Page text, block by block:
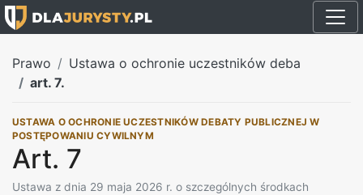
Prawo
Ustawa o ochronie uczestników deba
art. 7.
USTAWA O OCHRONIE UCZESTNIKÓW DEBATY PUBLICZNEJ W
POSTĘPOWANIU CYWILNYM
Art. 7
Ustawa z dnia 29 maja 2026 r. o szczególnych środkach